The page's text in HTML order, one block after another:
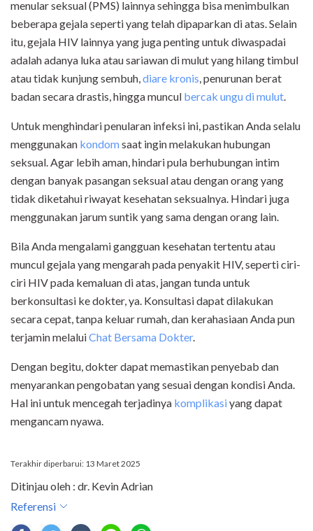
menular seksual (PMS) lainnya sehingga bisa menimbulkan
beberapa gejala seperti yang telah dipaparkan di atas. Selain
itu, gejala HIV lainnya yang juga penting untuk diwaspadai
adalah adanya luka atau sariawan di mulut yang hilang timbul
atau tidak kunjung sembuh, diare kronis , penurunan berat
badan secara drastis, hingga muncul bercak ungu di mulut
Untuk menghindari penularan infeksi ini, pastikan Anda selalu
menggunakan kondomsaat ingin melakukan hubungan
seksual. Agar lebih aman, hindari pula berhubungan intim
dengan banyak pasangan seksual atau dengan orang yang
tidak diketahui riwayat kesehatan seksualnya. Hindari juga
menggunakan jarum suntik yang sama dengan orang lain.
Bila Anda mengalami gangguan kesehatan tertentu atau
muncul gejala yang mengarah pada penyakit HIV, seperti ciri-
ciri HIV pada kemaluan di atas, jangan tunda untuk
berkonsultasi ke dokter, ya. Konsultasi dapat dilakukan
secara cepat, tanpa keluar rumah, dan kerahasiaan Anda pun
terjamin melaluiChat Bersama Dokter.
Dengan begitu, dokter dapat memastikan penyebab dan
menyarankan pengobatan yang sesuai dengan kondisi Anda.
Hal ini untuk mencegah terjadinya komplikasiyang dapat
mengancam nyawa.
Terakhir diperbarui: 13 Maret 2025